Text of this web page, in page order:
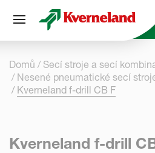
Domů
Secí stroje a secí
Nesené pneumatické secí
Kverneland f-drill CB F
Kverneland f-drill
Panel pro správu cookies